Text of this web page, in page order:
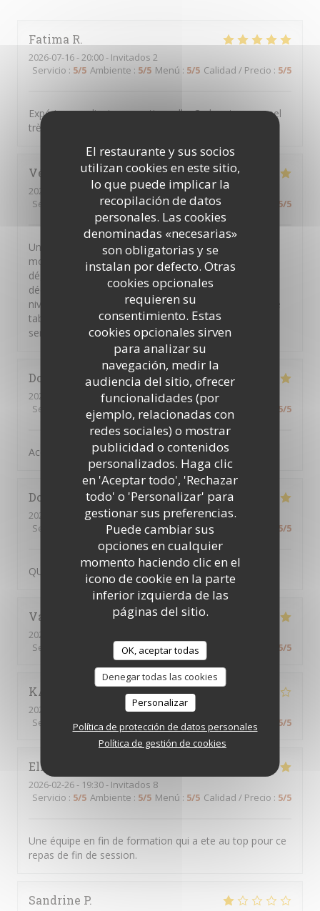
El restaurante y sus socios
utilizan cookies en este sitio,
lo que puede implicar la
recopilación de datos
personales. Las cookies
denominadas «necesarias»
son obligatorias y se
instalan por defecto. Otras
cookies opcionales
requieren su
consentimiento. Estas
cookies opcionales sirven
para analizar su
navegación, medir la
audiencia del sitio, ofrecer
funcionalidades (por
ejemplo, relacionadas con
redes sociales) o mostrar
publicidad o contenidos
personalizados. Haga clic
en 'Aceptar todo', 'Rechazar
todo' o 'Personalizar' para
gestionar sus preferencias.
Puede cambiar sus
opciones en cualquier
momento haciendo clic en el
icono de cookie en la parte
inferior izquierda de las
páginas del sitio.
OK, aceptar todas
Denegar todas las cookies
Personalizar
Política de protección de datos personales
Política de gestión de cookies
Fatima R
2026-07-16- 20:00 - Invitados 2
Servicio : 5/5 Ambiente : 5/5 Menú : 5/5 Calidad / Precio : 5/5
Expérience culinaire exceptionnelle. Cadre et personnel
très accueillant.
Véronique B
2026-07-16
- 19:45 - Invitados 2
Servicio
Ambiente: 4/5 Menú: 5/5 Calidad / Precio 5/5
Une très belle expérience de grande cuisine à prix
modéré. Des présentations colorées qui incitent à la
dégustation. Une belle harmonie des gouts avec des
découvertes gustatives. Une grande gentillesse au
niveau du service et le plus du chef qui passe à chaque
table pour recueillir les avis. Une équipe investie au
service du client Bravo à tous
Dominique P
2026-07-09
- 12:30 - Invitados 4
Servicio
Ambiente /5 Menú /5 5/5
Accueil Qualité Variété
DominiqueP
2026-07-02
- 12:45 - Invitados 2
Servicio
Ambiente:5 /5 Menú: 5/5 Calidad / Precio 5/5
QUALITE ET ACCUEIL
Valerie
2026-07-02
Servicio
Ambiente: 5/5 Menú:5/5 Calidad / Precio 5/5
KARIM
2026-02-26
- 20:00 - Invitados 6
Servicio
3/5 Ambiente: 4 /5 Menú : 4/5 Calidad / Precio 5/5
Elisabeth
2026-02-26- 19:30 - Invitados 8
Servicio : 5/5 Ambiente : 5/5 Menú : 5/5 Calidad / Precio : 5/5
Une équipe en fin de formation qui a ete au top pour ce
repas de fin de session.
Sandrine P